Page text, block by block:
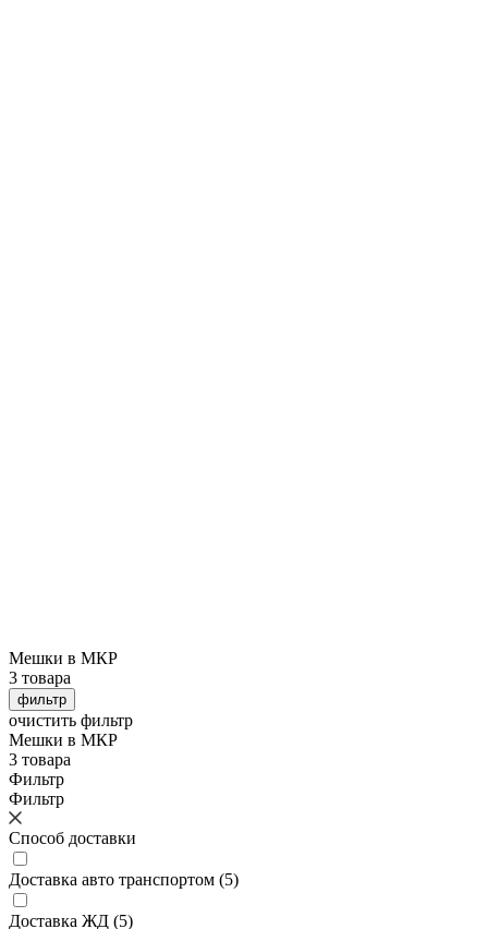
Мешки в МКР
3 товара
фильтр
очистить фильтр
Мешки в МКР
3 товара
Фильтр
Фильтр
Способ доставки
Доставка авто транспортом (5)
Доставка ЖД (5)